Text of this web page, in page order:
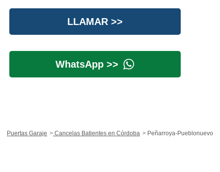
LLAMAR >>
WhatsApp >>
Puertas Garaje Cancelas Batientes en Córdoba Peñarroya-Pueblonuevo